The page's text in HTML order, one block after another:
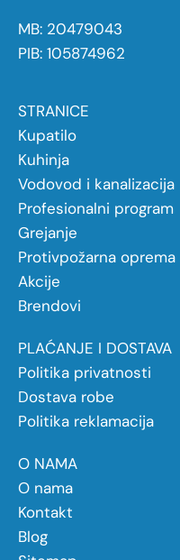
MB: 20479043
PIB: 105874962
STRANICE
Kupatilo
Kuhinja
Vodovod i kanalizacija
Profesionalni program
Grejanje
Protivpožarna oprema
Akcije
Brendovi
PLAĆANJE I DOSTAVA
Politika privatnosti
Dostava robe
Politika reklamacija
O NAMA
O nama
Kontakt
Blog